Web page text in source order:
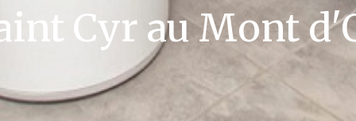
Cyr au Mont